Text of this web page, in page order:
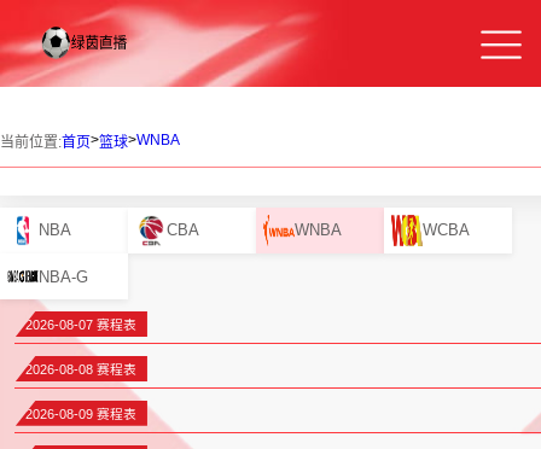
当前位置:首页>篮球>WNBA
NBA CBA WNBA WCBA
NBA-G
2026-08-07 赛程表
2026-08-08 赛程表
2026-08-09 赛程表